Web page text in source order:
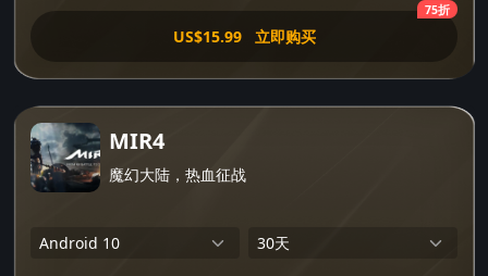
US$15.99 立即购买
75折
MIR4
魔幻大陆，热血征战